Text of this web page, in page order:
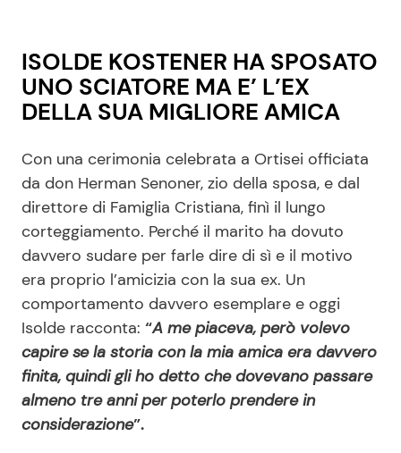
ISOLDE KOSTENER HA SPOSATO
UNO SCIATORE MA E’ L’EX
DELLA SUA MIGLIORE AMICA
Con una cerimonia celebrata a Ortisei officiata
da don Herman Senoner, zio della sposa, e dal
direttore di Famiglia Cristiana, finì il lungo
corteggiamento. Perché il marito ha dovuto
davvero sudare per farle dire di sì e il motivo
era proprio l’amicizia con la sua ex. Un
comportamento davvero esemplare e oggi
Isolde racconta: “A me piaceva, però volevo
capire se la storia con la mia amica era davvero
finita, quindi gli ho detto che dovevano passare
almeno tre anni per poterlo prendere in
considerazione”.